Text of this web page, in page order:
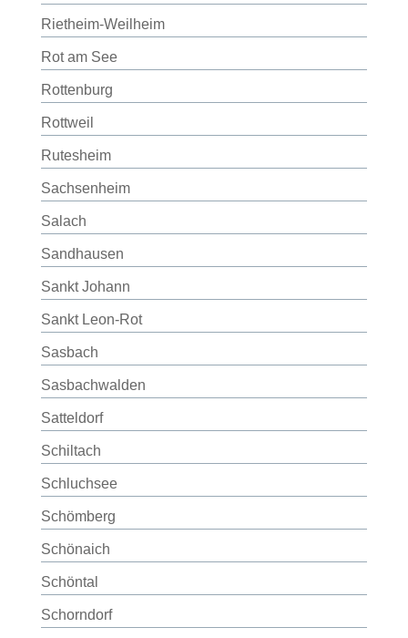
Rietheim-Weilheim
Rot am See
Rottenburg
Rottweil
Rutesheim
Sachsenheim
Salach
Sandhausen
Sankt Johann
Sankt Leon-Rot
Sasbach
Sasbachwalden
Satteldorf
Schiltach
Schluchsee
Schömberg
Schönaich
Schöntal
Schorndorf